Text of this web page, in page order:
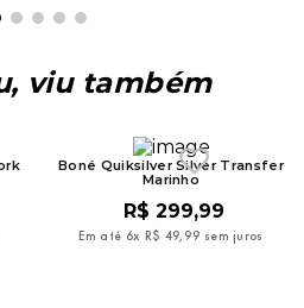
viu também
Boné Quiksilver Silver Transfer
Marinho
R$ 299,99
Em até 6x R$ 49, 99 sem juros